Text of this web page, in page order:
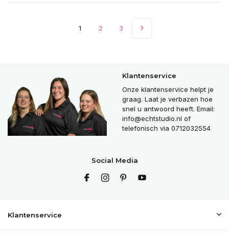
1 2 3
Klantenservice
Onze klantenservice helpt je
graag. Laat je verbazen hoe
snel u antwoord heeft. Email:
info@echtstudio.nl of
telefonisch via 0712032554
Social Media
Klantenservice